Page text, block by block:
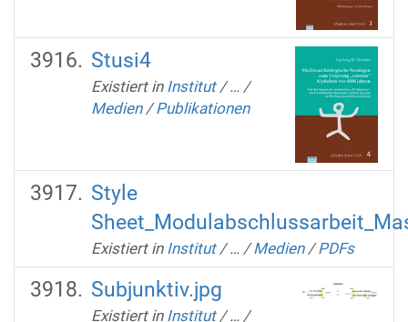
Stusi4
Existiert in Institut /… /
Medien /Publikationen
Style
Existiert in Institut /… /Medien /PDFs
Subjunktiv.jpg
Existiert in Institut /… /